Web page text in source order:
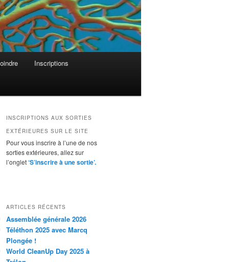
Inscriptions
INSCRIPTIONS AUX SORTIES
EXTÉRIEURES SUR LE SITE
Pour vous inscrire à l’une de nos
sorties extérieures, allez sur
l’onglet‘S’inscrire à une sortie’.
ARTICLES RÉCENTS
Assemblée générale 2026
Téléthon 2025 avec Marcq
Plongée !
World CleanUp Day 2025 à